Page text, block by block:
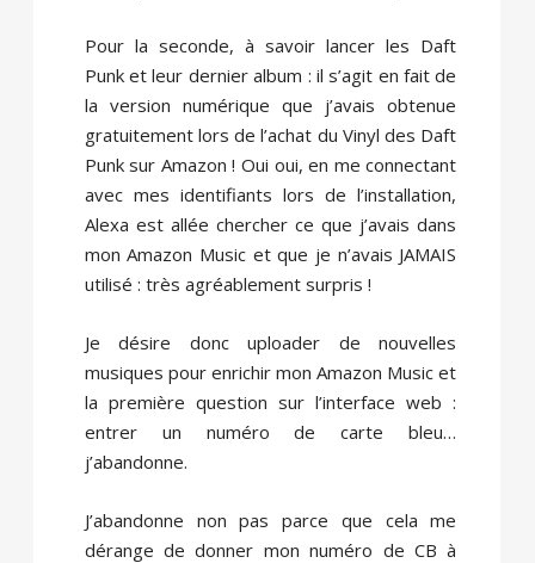
Pour la seconde, à savoir lancer les Daft
Punk et leur dernier album : il s’agit en fait de
la version numérique que j’avais obtenue
gratuitement lors de l’achat du Vinyl des Daft
Punk sur Amazon ! Oui oui, en me connectant
avec mes identifiants lors de l’installation,
Alexa est allée chercher ce que j’avais dans
mon Amazon Music et que je n’avais JAMAIS
utilisé : très agréablement surpris !
Je désire donc uploader de nouvelles
musiques pour enrichir mon Amazon Music et
la première question sur l’interface web :
entrer un numéro de carte bleu…
j’abandonne.
J’abandonne non pas parce que cela me
dérange de donner mon numéro de CB à